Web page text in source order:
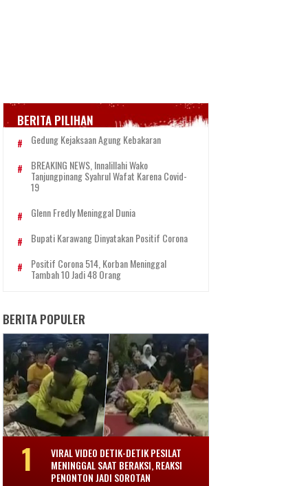
BERITA PILIHAN
Gedung Kejaksaan Agung Kebakaran
BREAKING NEWS, Innalillahi Wako
Tanjungpinang Syahrul Wafat Karena Covid-
19
Glenn Fredly Meninggal Dunia
Bupati Karawang Dinyatakan Positif Corona
Positif Corona 514, Korban Meninggal
Tambah 10 Jadi 48 Orang
BERITA POPULER
VIRAL VIDEO DETIK-DETIK PESILAT
MENINGGAL SAAT BERAKSI, REAKSI
PENONTON JADI SOROTAN